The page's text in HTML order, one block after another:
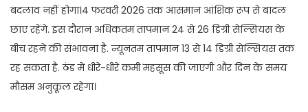
बदलाव नहीं होगा।4 फरवरी 2026 तक आसमान आंशिक रूप से बादल
छाए रहेंगे. इस दौरान अधिकतम तापमान 24 से 26 डिग्री सेल्सियस के
बीच रहने की संभावना है. न्यूनतम तापमान 13 से 14 डिग्री सेल्सियस तक
रह सकता है. ठंड में धीरे-धीरे कमी महसूस की जाएगी और दिन के समय
मौसम अनुकूल रहेगा।